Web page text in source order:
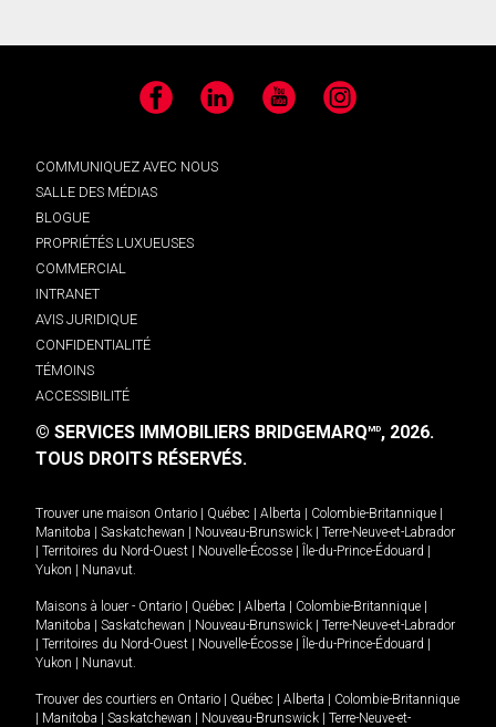
Facebook LinkedIn YouTube Instagram
COMMUNIQUEZ AVEC NOUS
SALLE DES MÉDIAS
BLOGUE
PROPRIÉTÉS LUXUEUSES
COMMERCIAL
INTRANET
AVIS JURIDIQUE
CONFIDENTIALITÉ
TÉMOINS
ACCESSIBILITÉ
© SERVICES IMMOBILIERS BRIDGEMARQMD, 2026.
TOUS DROITS RÉSERVÉS.
Trouver une maison Ontario | Québec | Alberta | Colombie-Britannique |
Manitoba | Saskatchewan | Nouveau-Brunswick | Terre-Neuve-et-Labrador
| Territoires du Nord-Ouest | Nouvelle-Écosse | Île-du-Prince-Édouard |
Yukon | Nunavut.
Maisons à louer - Ontario | Québec | Alberta | Colombie-Britannique |
Manitoba | Saskatchewan | Nouveau-Brunswick | Terre-Neuve-et-Labrador
| Territoires du Nord-Ouest | Nouvelle-Écosse | Île-du-Prince-Édouard |
Yukon | Nunavut.
Trouver des courtiers en Ontario | Québec | Alberta | Colombie-Britannique
| Manitoba | Saskatchewan | Nouveau-Brunswick | Terre-Neuve-et-